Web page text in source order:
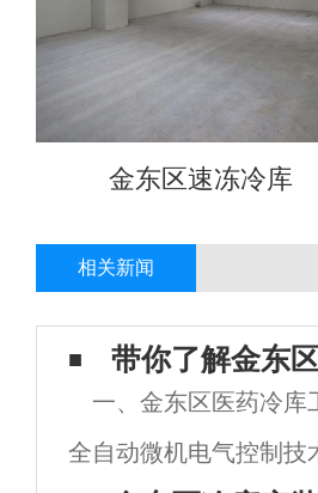
金东区速冻冷库
相关新闻
带你了解金东
一、金东区医药冷库
全自动微机电气控制